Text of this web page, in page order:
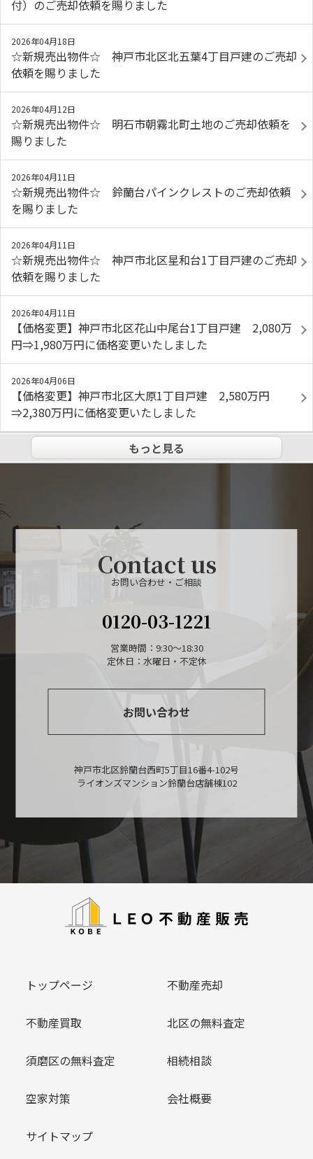
付）のご売却依頼を賜りました
2026年04月18日
☆新規売出物件☆ 神戸市北区北五葉4丁目戸建のご売却
依頼を賜りました
2026年04月12日
☆新規売出物件☆ 明石市朝霧北町土地のご売却依頼を
賜りました
2026年04月11日
☆新規売出物件☆ 鈴蘭台パインクレストのご売却依頼
を賜りました
2026年04月11日
☆新規売出物件☆ 神戸市北区星和台1丁目戸建のご売却
依頼を賜りました
2026年04月11日
【価格変更】神戸市北区花山中尾台1丁目戸建 2,080万
円⇒1,980万円に価格変更いたしました
2026年04月06日
【価格変更】神戸市北区大原1丁目戸建 2,580万円
⇒2,380万円に価格変更いたしました
もっと見る
Contact us
お問い合わせ・ご相談
0120-03-1221
営業時間：9:30～18:30
定休日：水曜日・不定休
お問い合わせ
神戸市北区鈴蘭台西町5丁目16番4-102号
ライオンズマンション鈴蘭台店舗棟102
トップページ 不動産売却
不動産買取 北区の無料査定
須磨区の無料査定 相続相談
空家対策 会社概要
サイトマップ